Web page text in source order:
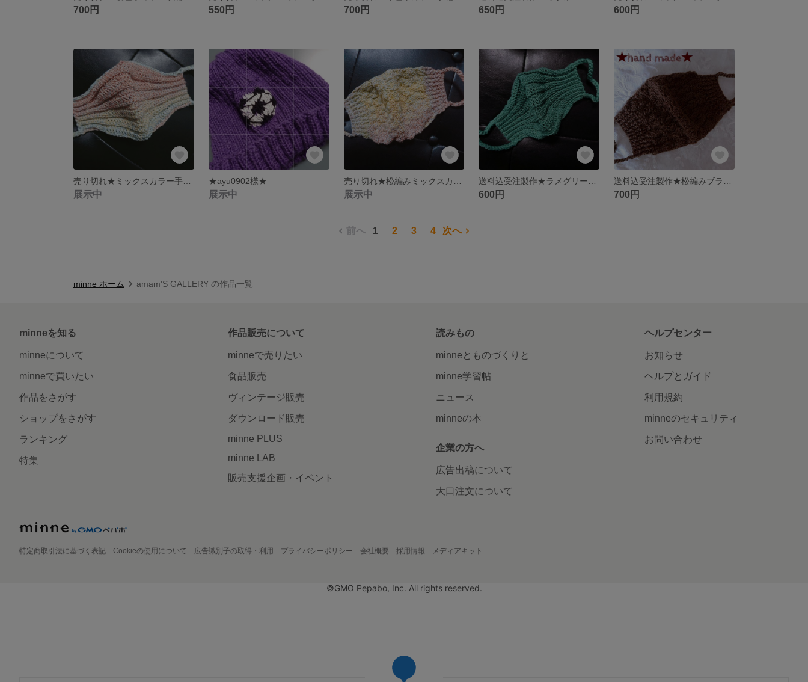
700円 550円 700円 650円 600円
展示中
★ayu0902様★
展示中 展示中 600円 700円
前へ 1 2 3 4 次へ
minne ホーム amam'S GALLERY の作品一覧
minneを知る
minneについて
minneで買いたい
作品をさがす
ショップをさがす
ランキング
特集
作品販売について
minneで売りたい
食品販売
ヴィンテージ販売
ダウンロード販売
minne PLUS
minne LAB
販売支援企画・イベント
読みもの
minneとものづくりと
minne学習帖
ニュース
minneの本
企業の方へ
広告出稿について
大口注文について
ヘルプセンター
お知らせ
ヘルプとガイド
利用規約
minneのセキュリティ
お問い合わせ
特定商取引法に基づく表記 Cookieの使用について 広告識別子の取得・利用 プライバシーポリシー 会社概要 採用情報 メディアキット
©GMO Pepabo, Inc. All rights reserved.